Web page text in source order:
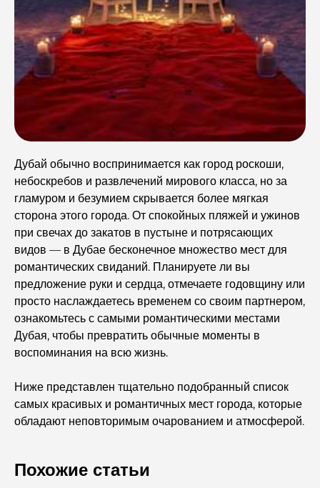
Дубай обычно воспринимается как город роскоши,
небоскребов и развлечений мирового класса, но за
гламуром и безумием скрывается более мягкая
сторона этого города. От спокойных пляжей и ужинов
при свечах до закатов в пустыне и потрясающих
видов — в Дубае бесконечное множество мест для
романтических свиданий. Планируете ли вы
предложение руки и сердца, отмечаете годовщину или
просто наслаждаетесь временем со своим партнером,
ознакомьтесь с самыми романтическими местами
Дубая, чтобы превратить обычные моменты в
воспоминания на всю жизнь.
Ниже представлен тщательно подобранный список
самых красивых и романтичных мест города, которые
обладают неповторимым очарованием и атмосферой.
Похожие статьи